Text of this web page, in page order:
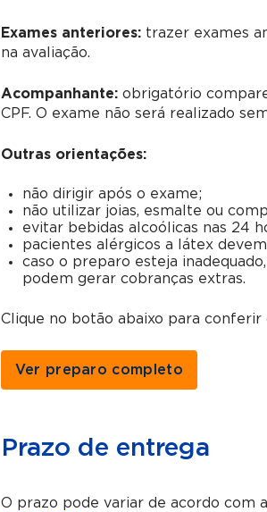
Exames anteriores:trazer exames
na avaliação.
Acompanhante:obrigatório
CPF. O exame não será realizado
Outras orientações:
não dirigir após o exame;
não utilizar joias, esmalte ou
evitar bebidas alcoólicas nas 24
pacientes alérgicos a látex
caso o preparo esteja
podem gerar cobranças extras.
Clique no botão abaixo para
Ver preparo completo
Prazo de entrega
O prazo pode variar de acordo com